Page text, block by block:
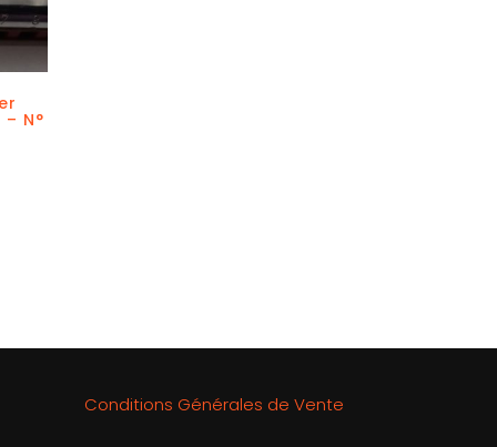
N°
Conditions Générales de Vente